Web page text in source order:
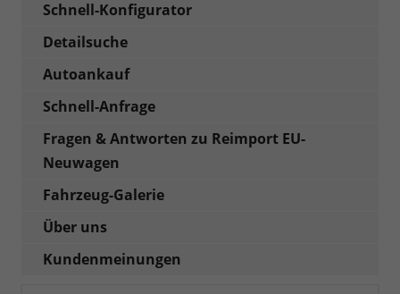
Schnell-Konfigurator
Detailsuche
Autoankauf
Schnell-Anfrage
Fragen & Antworten zu Reimport EU-
Neuwagen
Fahrzeug-Galerie
Über uns
Kundenmeinungen